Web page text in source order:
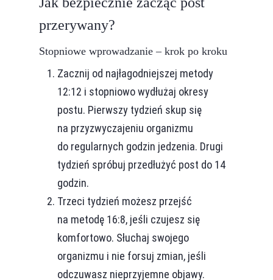
przerywany?
Stopniowe wprowadzanie – krok po kroku
Zacznij od najłagodniejszej metody
12:12 i stopniowo wydłużaj okresy
postu. Pierwszy tydzień skup się
na przyzwyczajeniu organizmu
do regularnych godzin jedzenia. Drugi
tydzień spróbuj przedłużyć post do 14
godzin.
Trzeci tydzień możesz przejść
na metodę 16:8, jeśli czujesz się
komfortowo. Słuchaj swojego
organizmu i nie forsuj zmian, jeśli
odczuwasz nieprzyjemne objawy.